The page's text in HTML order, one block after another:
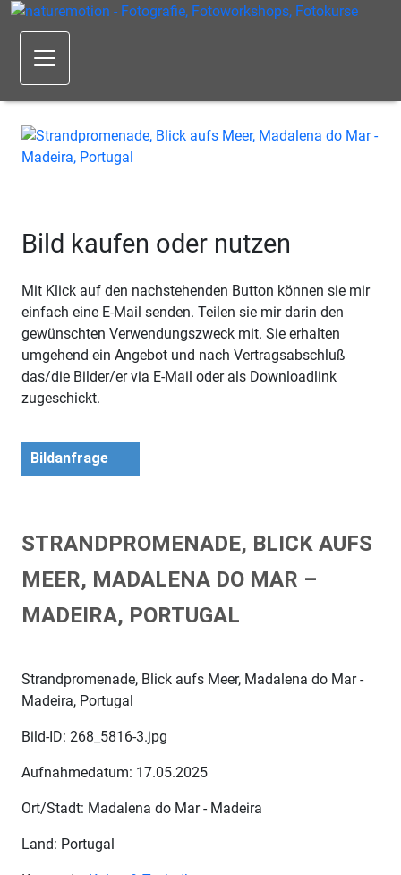
Bild kaufen oder nutzen
Mit Klick auf den nachstehenden Button können sie mir
einfach eine E-Mail senden. Teilen sie mir darin den
gewünschten Verwendungszweck mit. Sie erhalten
umgehend ein Angebot und nach Vertragsabschluß
das/die Bilder/er via E-Mail oder als Downloadlink
zugeschickt.
Bildanfrage
STRANDPROMENADE, BLICK AUFS
MEER, MADALENA DO MAR –
MADEIRA, PORTUGAL
Strandpromenade, Blick aufs Meer, Madalena do Mar -
Madeira, Portugal
Bild-ID: 268_5816-3.jpg
Aufnahmedatum: 17.05.2025
Ort/Stadt: Madalena do Mar - Madeira
Land: Portugal